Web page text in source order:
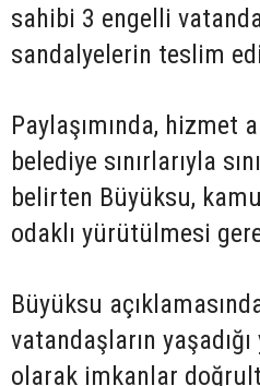
sahibi 3 engelli
sandalyelerin teslim
Paylaşımında, hizmet
belediye sınırlarıyla
belirten Büyüksu,
odaklı yürütülmesi
Büyüksu
vatandaşların yaşadığı
olarak imkanlar